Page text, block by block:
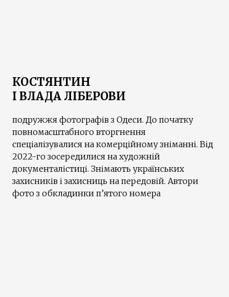
КОСТЯНТИН
І ВЛАДА ЛІБЕРОВИ
подружжя фотографів з Одеси. До початку
повномасштабного вторгнення
спеціалізувалися на комерційному зніманні. Від
2022-го зосередилися на художній
документалістиці. Знімають українських
захисників і захисниць на передовій. Автори
фото з обкладинки п’ятого номера